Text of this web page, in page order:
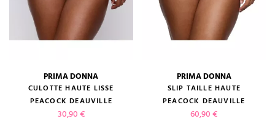
PRIMA DONNA
CULOTTE HAUTE LISSE
PEACOCK DEAUVILLE
Prix
30,90 €
PRIMA DONNA
SLIP TAILLE HAUTE
PEACOCK DEAUVILLE
Prix
60,90 €